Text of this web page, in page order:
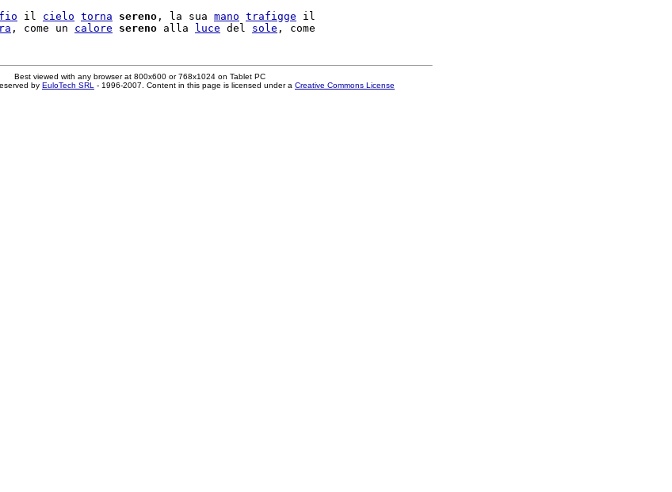
il cielo torna sereno , la sua mano trafigge il
, come un calore sereno alla luce del sole
Best viewed with any browser at 800x600 or 768x1024 on Tablet PC
by EuloTech SRL - 1996-2007. Content in this page is licensed under a Creative Commons License